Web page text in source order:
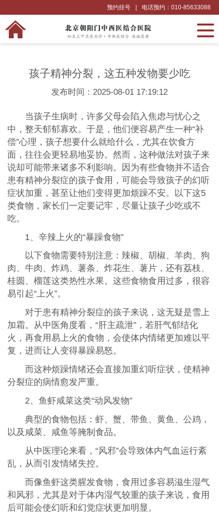
电话预约：010-85633088
预约挂号
孩子精神分裂，这五种发物要少吃
发布时间：2025-08-01 17:19:12
当孩子生病时，许多父母会陷入焦虑与忧心之
中，整天郁郁寡欢。于是，他们便容易产生一种“补
偿”心理，孩子想要什么就给什么，尤其在饮食方
面，往往会更轻易地妥协。然而，这种做法对孩子来
说却可能带来诸多不利影响。因为有些食物并不适合
患有精神分裂症的孩子食用，可能会导致孩子的幻听
症状加重，甚至让他们变得更加烦躁不安。以下这5
类食物，家长们一定要记牢，尽量让孩子少吃或不
吃。
1、辛辣上火的“暴躁食物”
以下食物需要特别注意：辣椒、胡椒、羊肉、狗
肉、牛肉、炸鸡、薯条、炸花生、薯片，还有荔枝、
桂圆、榴莲这类热性水果。这些食物食用过多，很容
易引起“上火”。
对于患有精神分裂症的孩子来说，这无疑是雪上
加霜。从中医角度看，“肝主疏泄”，若肝气郁结化
火，再食用易上火的食物，会使体内情绪更加难以平
复，进而让人变得暴躁易怒。
而这种烦躁情绪还会直接加重幻听症状，使精神
分裂症的病情愈发严重。
2、鱼虾咸菜这类“动风发物”
典型的食物包括：虾、蟹、带鱼、黄鱼、公鸡，
以及咸菜、咸鱼等腌制食品。
从中医理论来看，“风邪”会导致体内气血运行紊
乱，从而引发情绪失控。
而像鱼虾这类腥发食物，食用过多容易滋生湿气
和风邪，尤其是对于体内湿气较重的孩子来说，食用
后可能会使幻听和幻觉症状更加明显。